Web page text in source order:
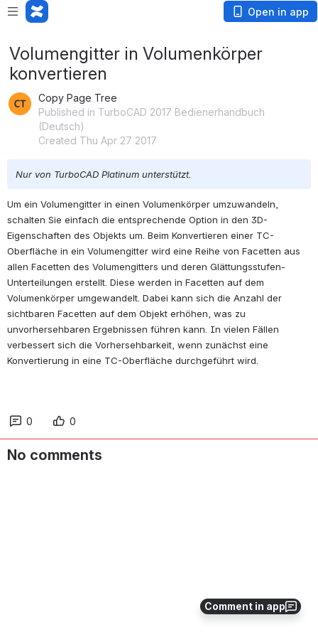
Open in app
Comment in app
Volumengitter in Volumenkörper
konvertieren
Copy Page Tree
Published in TurboCAD 2017 Bedienerhandbuch
(Deutsch)
Created Thu Apr 27 2017
Nur von TurboCAD Platinum unterstützt.
Um ein Volumengitter in einen Volumenkörper umzuwandeln,
schalten Sie einfach die entsprechende Option in den 3D-
Eigenschaften des Objekts um. Beim Konvertieren einer TC-
Oberfläche in ein Volumengitter wird eine Reihe von Facetten aus
allen Facetten des Volumengitters und deren Glättungsstufen-
Unterteilungen erstellt. Diese werden in Facetten auf dem
Volumenkörper umgewandelt. Dabei kann sich die Anzahl der
sichtbaren Facetten auf dem Objekt erhöhen, was zu
unvorhersehbaren Ergebnissen führen kann. In vielen Fällen
verbessert sich die Vorhersehbarkeit, wenn zunächst eine
Konvertierung in eine TC-Oberfläche durchgeführt wird.
0 0
No comments